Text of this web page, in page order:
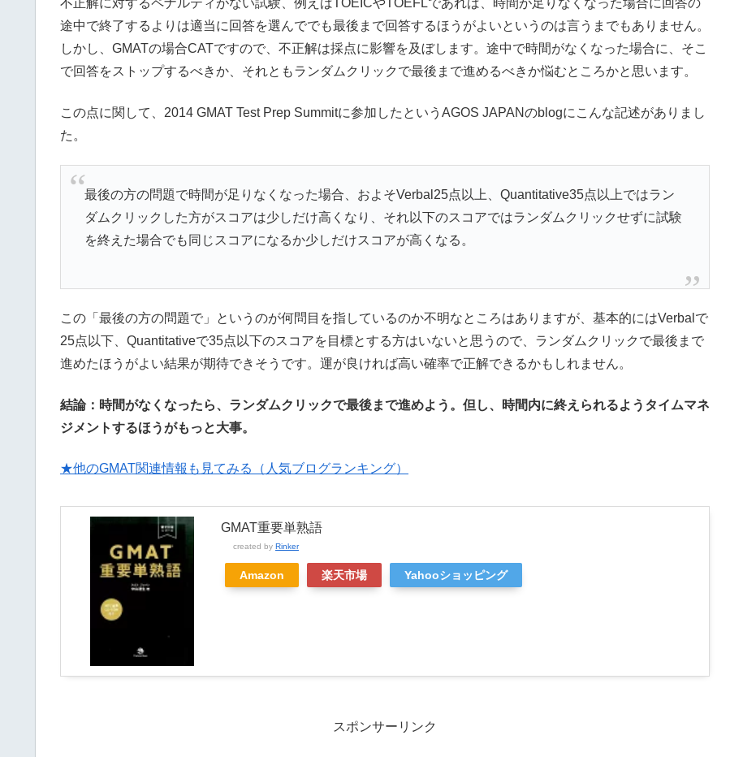
不正解に対するペナルティがない試験、例えばTOEICやTOEFLであれば、時間が足りなくなった場合に回答の
途中で終了するよりは適当に回答を選んででも最後まで回答するほうがよいというのは言うまでもありません。
しかし、GMATの場合CATですので、不正解は採点に影響を及ぼします。途中で時間がなくなった場合に、そこ
で回答をストップするべきか、それともランダムクリックで最後まで進めるべきか悩むところかと思います。
この点に関して、2014 GMAT Test Prep Summitに参加したというAGOS JAPANのblogにこんな記述がありまし
た。
最後の方の問題で時間が足りなくなった場合、およそVerbal25点以上、Quantitative35点以上ではラン
ダムクリックした方がスコアは少しだけ高くなり、それ以下のスコアではランダムクリックせずに試験
を終えた場合でも同じスコアになるか少しだけスコアが高くなる。
この「最後の方の問題で」というのが何問目を指しているのか不明なところはありますが、基本的にはVerbalで
25点以下、Quantitativeで35点以下のスコアを目標とする方はいないと思うので、ランダムクリックで最後まで
進めたほうがよい結果が期待できそうです。運が良ければ高い確率で正解できるかもしれません。
結論：時間がなくなったら、ランダムクリックで最後まで進めよう。但し、時間内に終えられるようタイムマネ
ジメントするほうがもっと大事。
★他のGMAT関連情報も見てみる（人気ブログランキング）
GMAT重要単熟語
created by Rinker
Amazon 楽天市場 Yahooショッピング
スポンサーリンク